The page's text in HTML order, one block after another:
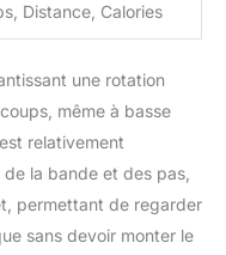
Distance, Calories
une rotation
même à basse
relativement
la bande et des pas,
permettant de regarder
sans devoir monter le